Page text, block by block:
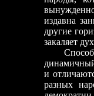
издавна
другие
закаляет
и
разных